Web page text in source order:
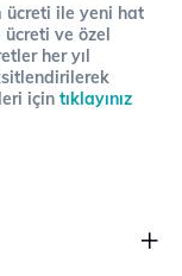
ücreti ile yeni hat
ücreti ve özel
her yıl
için tıklayınız